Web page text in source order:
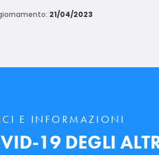
21/04/2023
E INFORMAZIONI
19 DEGLI